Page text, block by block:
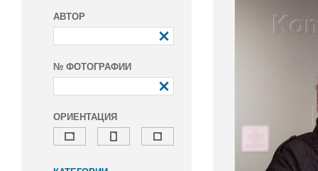
АВТОР
№ ФОТОГРАФИИ
ОРИЕНТАЦИЯ